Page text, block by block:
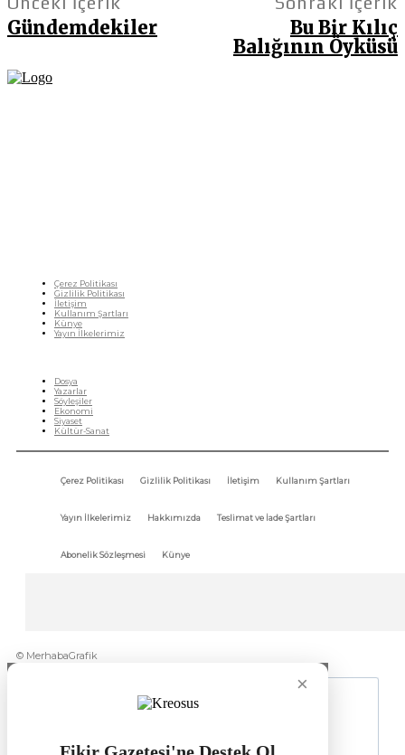
Gündemdekiler
Bu Bir Kılıç
Balığının Öyküsü
Çerez Politikası
Gizlilik Politikası
İletişim
Kullanım Şartları
Künye
Yayın İlkelerimiz
Dosya
Yazarlar
Söyleşiler
Ekonomi
Siyaset
Kültür-Sanat
Çerez Politikası Gizlilik Politikası İletişim Kullanım Şartları
Yayın İlkelerimiz Hakkımızda Teslimat ve İade Şartları
Abonelik Sözleşmesi Künye
© MerhabaGrafik
×
Fikir Gazetesi'ne Destek Ol